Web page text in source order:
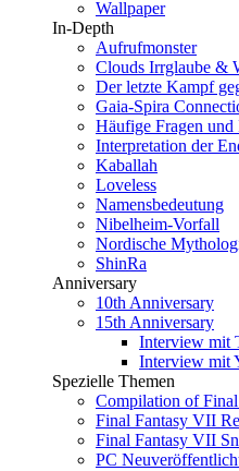
Wallpaper
In-Depth
Aufrufmonster
Clouds Irrglaube &
Der letzte Kampf
Gaia-Spira
Häufige Fragen und
Interpretation der
Kaballah
Loveless
Namensbedeutung
Nibelheim-Vorfall
Nordische
ShinRa
Anniversary
10th Anniversary
15th Anniversary
Interview mit
Interview mit
Spezielle Themen
Compilation of
Final Fantasy VII
Final Fantasy VII
PC